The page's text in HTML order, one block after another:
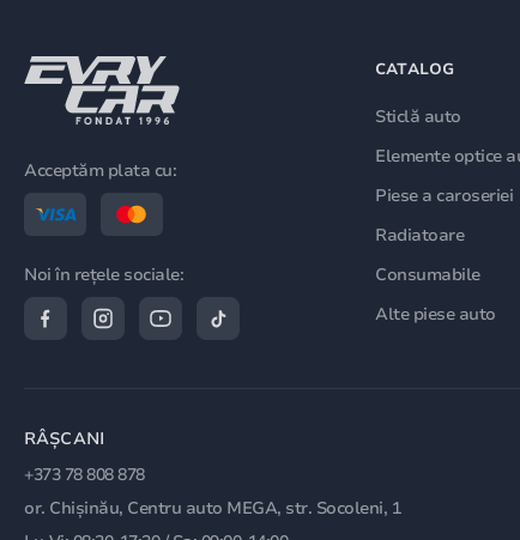
Acceptăm plata cu:
Noi în rețele sociale:
CATALOG
Sticlă auto
Elemente optice
Piese a caroseriei
Radiatoare
Consumabile
Alte piese auto
RÂȘCANI
+373 78 808 878
or. Chișinău, Centru auto MEGA, str. Socoleni, 1